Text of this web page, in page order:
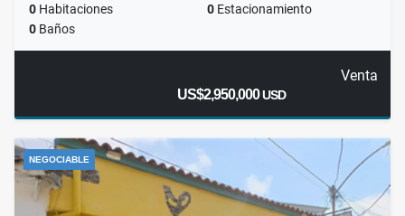
0 Habitaciones 0 Estacionamiento
0 Baños
Venta
US$2,950,000USD
NEGOCIABLE